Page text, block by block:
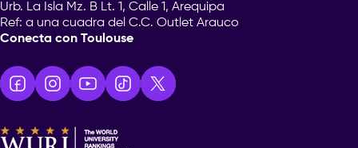
Urb. La Isla Mz. B Lt. 1, Calle 1, Arequipa
Ref: a una cuadra del C.C. Outlet Arauco
Conecta con Toulouse